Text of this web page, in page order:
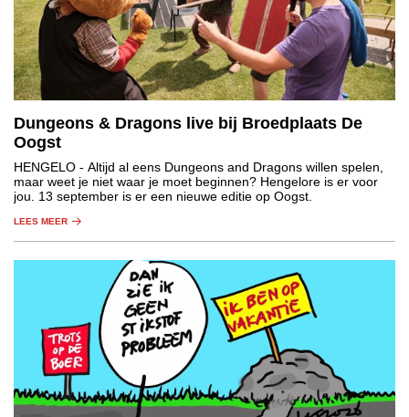
Dungeons & Dragons live bij Broedplaats De
Oogst
HENGELO - Altijd al eens Dungeons and Dragons willen spelen,
maar weet je niet waar je moet beginnen? Hengelore is er voor
jou. 13 september is er een nieuwe editie op Oogst.
LEES MEER